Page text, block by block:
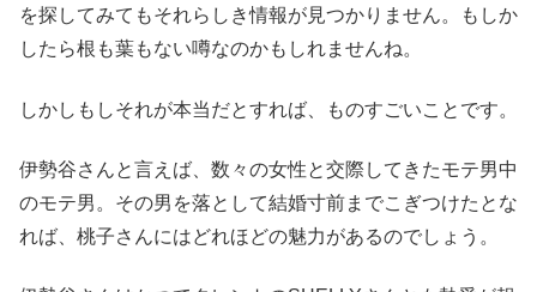
を探してみてもそれらしき情報が見つかりません。もしか
したら根も葉もない噂なのかもしれませんね。
しかしもしそれが本当だとすれば、ものすごいことです。
伊勢谷さんと言えば、数々の女性と交際してきたモテ男中
のモテ男。その男を落として結婚寸前までこぎつけたとな
れば、桃子さんにはどれほどの魅力があるのでしょう。